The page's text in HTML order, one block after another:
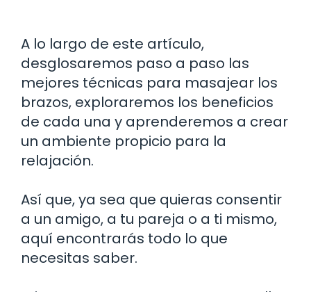
A lo largo de este artículo,
desglosaremos paso a paso las
mejores técnicas para masajear los
brazos, exploraremos los beneficios
de cada una y aprenderemos a crear
un ambiente propicio para la
relajación.
Así que, ya sea que quieras consentir
a un amigo, a tu pareja o a ti mismo,
aquí encontrarás todo lo que
necesitas saber.